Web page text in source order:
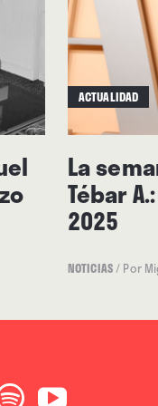
ACTUALIDAD
La
Tébar
2025
NOTICIAS/ Por